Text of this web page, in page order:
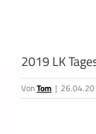
2019 LK
VonTom |